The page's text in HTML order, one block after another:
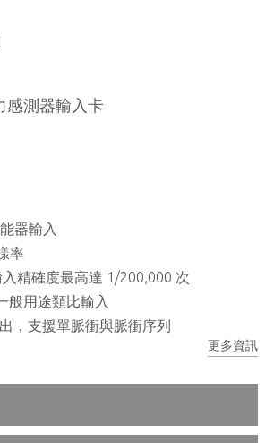
感測器輸入卡
器輸入
率
精確度最高達 1/200,000 次
般用途類比輸入
，支援單脈衝與脈衝序列
更多資訊